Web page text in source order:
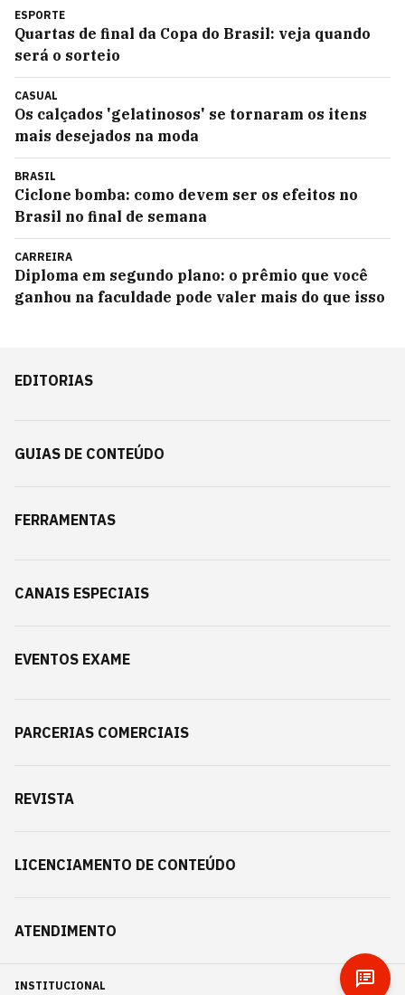
ESPORTE
Quartas de final da Copa do Brasil: veja quando
será o sorteio
CASUAL
Os calçados 'gelatinosos' se tornaram os itens
mais desejados na moda
BRASIL
Ciclone bomba: como devem ser os efeitos no
Brasil no final de semana
CARREIRA
Diploma em segundo plano: o prêmio que você
ganhou na faculdade pode valer mais do que isso
EDITORIAS
GUIAS DE CONTEÚDO
FERRAMENTAS
CANAIS ESPECIAIS
EVENTOS EXAME
PARCERIAS COMERCIAIS
REVISTA
LICENCIAMENTO DE CONTEÚDO
ATENDIMENTO
INSTITUCIONAL